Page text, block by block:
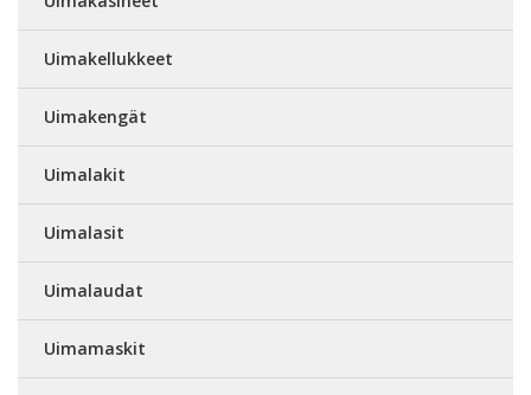
Uimakellukkeet
Uimakengät
Uimalakit
Uimalasit
Uimalaudat
Uimamaskit